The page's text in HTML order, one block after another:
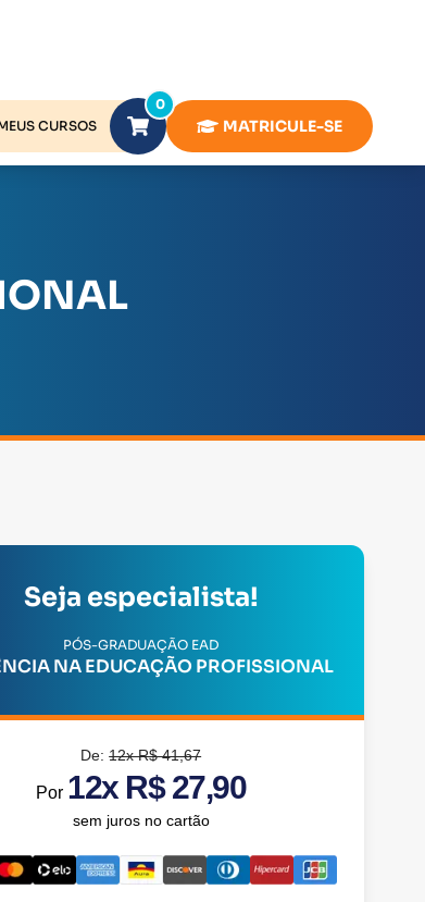
CURSOS
0
MATRICULE-SE
Seja especialista!
PÓS-GRADUAÇÃO EAD
NA EDUCAÇÃO PROFISSIONAL
De:12x R$ 41,67
Por 12x R$ 27,90
sem juros no cartão